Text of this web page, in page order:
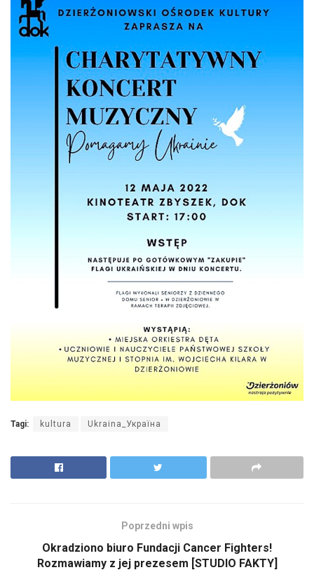
Tagi: kultura Ukraina_Україна
Poprzedni wpis
Okradziono biuro Fundacji Cancer Fighters!
Rozmawiamy z jej prezesem [STUDIO FAKTY]